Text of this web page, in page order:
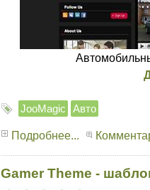
JooMagic Авто
Подробнее...
Gamer Theme -